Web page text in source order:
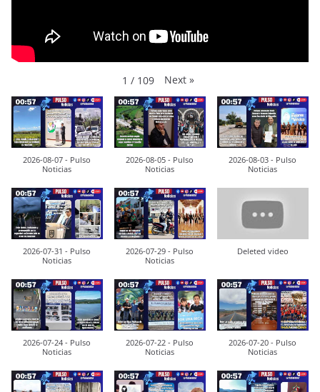
1 / 109 Next »
2026-08-07 - Pulso
Noticias
2026-08-05 - Pulso
Noticias
2026-08-03 - Pulso
Noticias
2026-07-31 - Pulso
Noticias
2026-07-29 - Pulso
Noticias
Deleted video
2026-07-24 - Pulso
Noticias
2026-07-22 - Pulso
Noticias
2026-07-20 - Pulso
Noticias